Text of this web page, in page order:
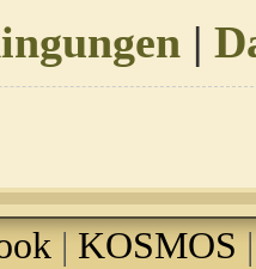
|
| KOSMOS